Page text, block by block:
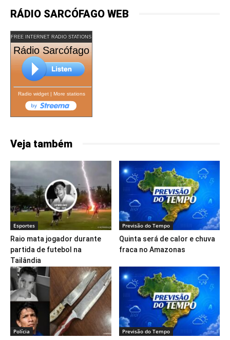
RÁDIO SARCÓFAGO WEB
FREE INTERNET RADIO STATIONS
Rádio Sarcófago
Radio widget| More stations
Veja também
Esportes
Raio mata jogador durante
partida de futebol na
Tailândia
Previsão do Tempo
Quinta será de calor e chuva
fraca no Amazonas
Polícia Previsão do Tempo